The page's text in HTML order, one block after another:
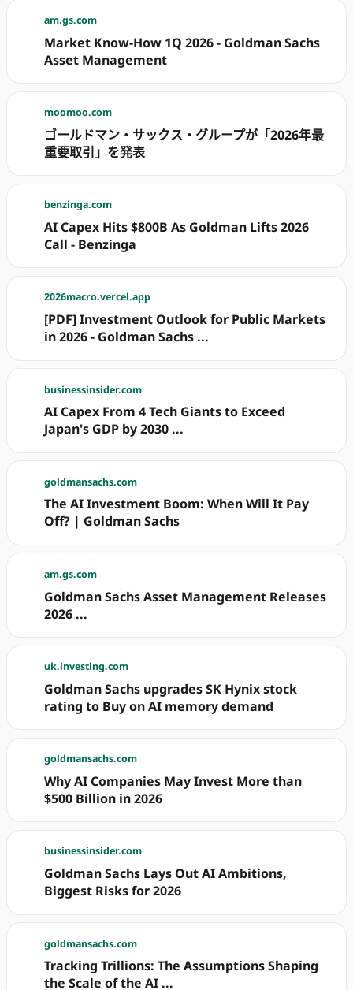
am.gs.com
Market Know-How 1Q 2026 - Goldman Sachs
Asset Management
moomoo.com
ゴールドマン・サックス・グループが「2026年最
重要取引」を発表
benzinga.com
AI Capex Hits $800B As Goldman Lifts 2026
Call - Benzinga
2026macro.vercel.app
[PDF] Investment Outlook for Public Markets
in 2026 - Goldman Sachs ...
businessinsider.com
AI Capex From 4 Tech Giants to Exceed
Japan's GDP by 2030 ...
goldmansachs.com
The AI Investment Boom: When Will It Pay
Off? | Goldman Sachs
am.gs.com
Goldman Sachs Asset Management Releases
2026 ...
uk.investing.com
Goldman Sachs upgrades SK Hynix stock
rating to Buy on AI memory demand
goldmansachs.com
Why AI Companies May Invest More than
$500 Billion in 2026
businessinsider.com
Goldman Sachs Lays Out AI Ambitions,
Biggest Risks for 2026
goldmansachs.com
Tracking Trillions: The Assumptions Shaping
the Scale of the AI ...